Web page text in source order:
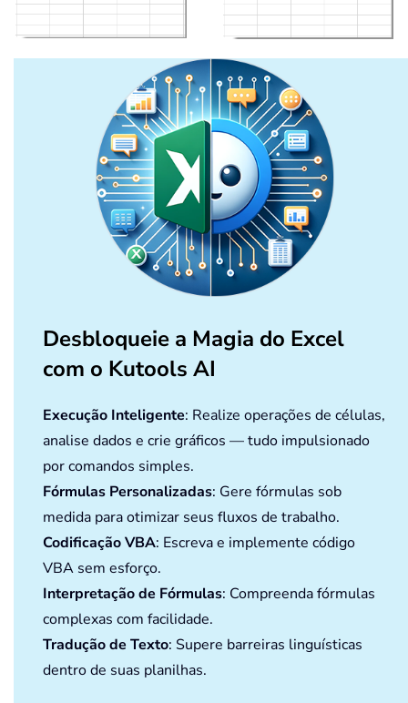
Desbloqueie a Magia do Excel
com o Kutools AI
Execução Inteligente: Realize operações de células,
analise dados e crie gráficos — tudo impulsionado
por comandos simples.
Fórmulas Personalizadas: Gere fórmulas sob
medida para otimizar seus fluxos de trabalho.
Codificação VBA: Escreva e implemente código
VBA sem esforço.
Interpretação de Fórmulas: Compreenda fórmulas
complexas com facilidade.
Tradução de Texto: Supere barreiras linguísticas
dentro de suas planilhas.